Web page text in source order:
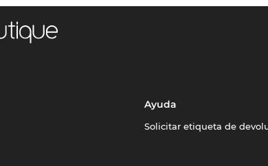
Ayuda
Solicitar etiqueta de